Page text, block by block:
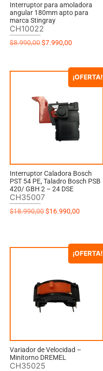
Interruptor para amoladora
angular 180mm apto para
marca Stingray
CH10022
$8.990,00$7.990,00
¡OFERTA!
Interruptor Caladora Bosch
PST 54 PE, Taladro Bosch PSB
420/ GBH 2 – 24 DSE
CH35007
$18.990,00$16.990,00
¡OFERTA!
Variador de Velocidad –
Minitorno DREMEL
CH35025